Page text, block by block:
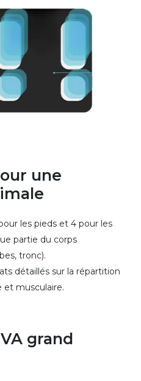
une
les pieds et 4 pour les
partie du corps
tronc).
détaillés sur la répartition
et musculaire.
grand